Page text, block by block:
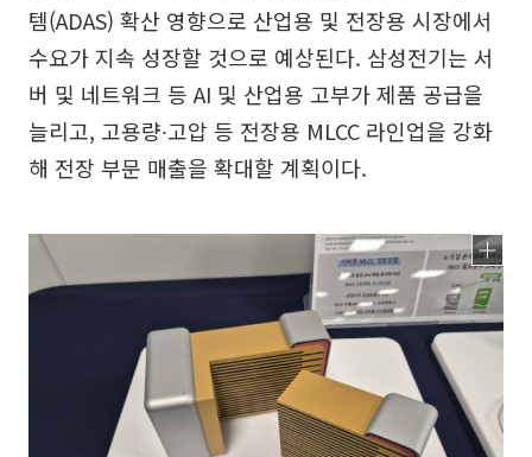
템(ADAS) 확산 영향으로 산업용 및 전장용 시장에서
수요가 지속 성장할 것으로 예상된다. 삼성전기는 서
버 및 네트워크 등 AI 및 산업용 고부가 제품 공급을
늘리고, 고용량∙고압 등 전장용 MLCC 라인업을 강화
해 전장 부문 매출을 확대할 계획이다.